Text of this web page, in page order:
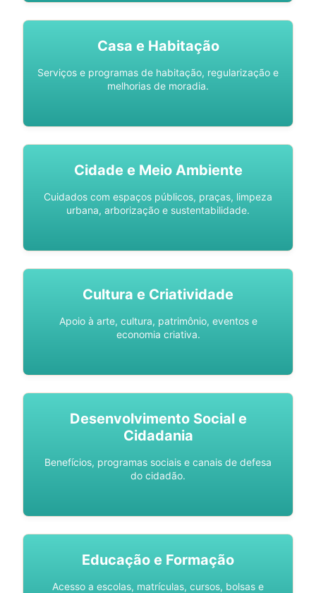
Casa e Habitação
Serviços e programas de habitação, regularização e
melhorias de moradia.
Cidade e Meio Ambiente
Cuidados com espaços públicos, praças, limpeza
urbana, arborização e sustentabilidade.
Cultura e Criatividade
Apoio à arte, cultura, patrimônio, eventos e
economia criativa.
Desenvolvimento Social e
Cidadania
Benefícios, programas sociais e canais de defesa
do cidadão.
Educação e Formação
Acesso a escolas, matrículas, cursos, bolsas e